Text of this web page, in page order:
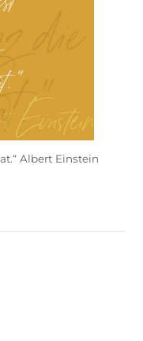
Albert Einstein